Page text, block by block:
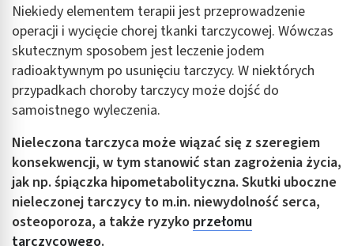
Niekiedy elementem terapii jest przeprowadzenie
operacji i wycięcie chorej tkanki tarczycowej. Wówczas
skutecznym sposobem jest leczenie jodem
radioaktywnym po usunięciu tarczycy. W niektórych
przypadkach choroby tarczycy może dojść do
samoistnego wyleczenia.
Nieleczona tarczyca może wiązać się z szeregiem
konsekwencji, w tym stanowić stan zagrożenia życia,
jak np. śpiączka hipometabolityczna. Skutki uboczne
nieleczonej tarczycy to m.in. niewydolność serca,
osteoporoza, a także ryzyko przełomu
tarczycowego.